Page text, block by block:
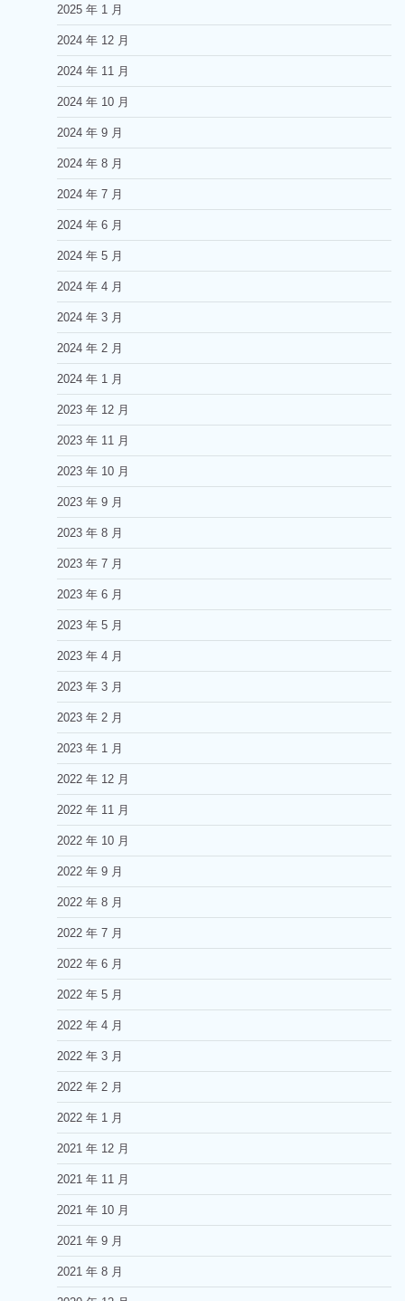
2025 年 1 月
2024 年 12 月
2024 年 11 月
2024 年 10 月
2024 年 9 月
2024 年 8 月
2024 年 7 月
2024 年 6 月
2024 年 5 月
2024 年 4 月
2024 年 3 月
2024 年 2 月
2024 年 1 月
2023 年 12 月
2023 年 11 月
2023 年 10 月
2023 年 9 月
2023 年 8 月
2023 年 7 月
2023 年 6 月
2023 年 5 月
2023 年 4 月
2023 年 3 月
2023 年 2 月
2023 年 1 月
2022 年 12 月
2022 年 11 月
2022 年 10 月
2022 年 9 月
2022 年 8 月
2022 年 7 月
2022 年 6 月
2022 年 5 月
2022 年 4 月
2022 年 3 月
2022 年 2 月
2022 年 1 月
2021 年 12 月
2021 年 11 月
2021 年 10 月
2021 年 9 月
2021 年 8 月